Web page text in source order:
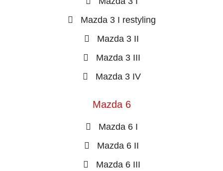
Mazda 3 I restyling
Mazda 3 II
Mazda 3 III
Mazda 3 IV
Mazda 6
Mazda 6 I
Mazda 6 II
Mazda 6 III